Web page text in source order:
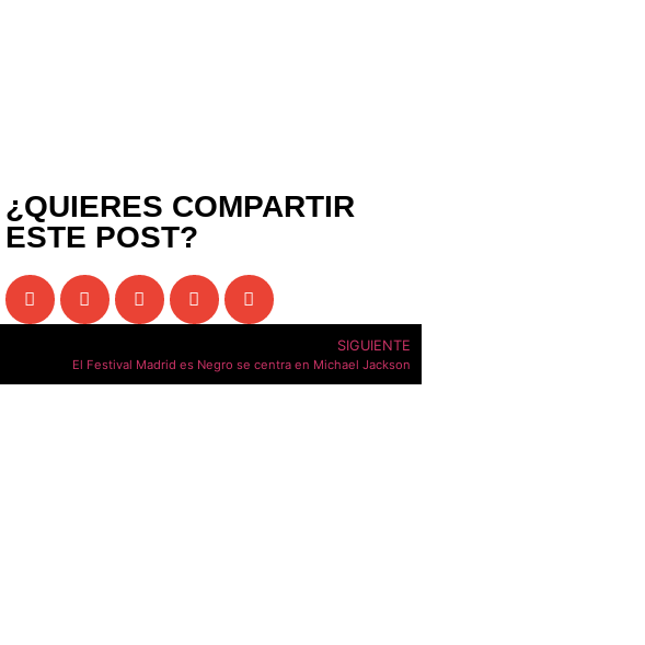
¿QUIERES COMPARTIR
ESTE POST?
SIGUIENTE
El Festival Madrid es Negro se centra en Michael Jackson